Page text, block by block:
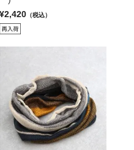
¥2,420 （税込）